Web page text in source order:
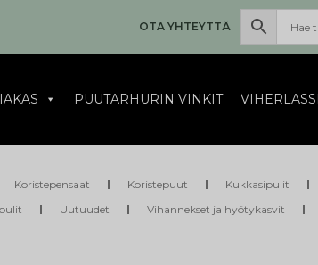
OTA YHTEYTTÄ
PUUTARHURIN VINKIT
Koristepensaat Koristepuut Kukkasipulit
Uutuudet Vihannekset ja hyötykasvit